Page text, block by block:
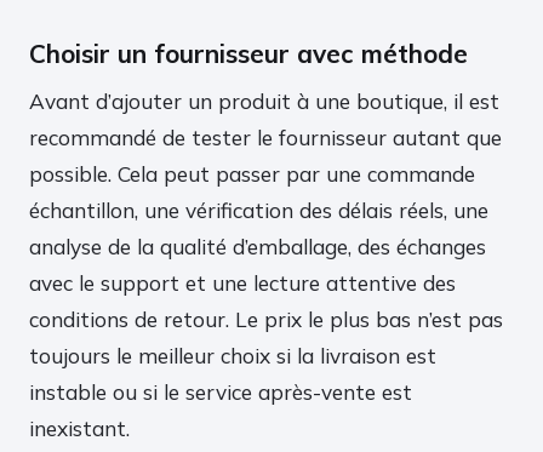
Choisir un fournisseur avec méthode
Avant d’ajouter un produit à une boutique, il est
recommandé de tester le fournisseur autant que
possible. Cela peut passer par une commande
échantillon, une vérification des délais réels, une
analyse de la qualité d’emballage, des échanges
avec le support et une lecture attentive des
conditions de retour. Le prix le plus bas n’est pas
toujours le meilleur choix si la livraison est
instable ou si le service après-vente est
inexistant.